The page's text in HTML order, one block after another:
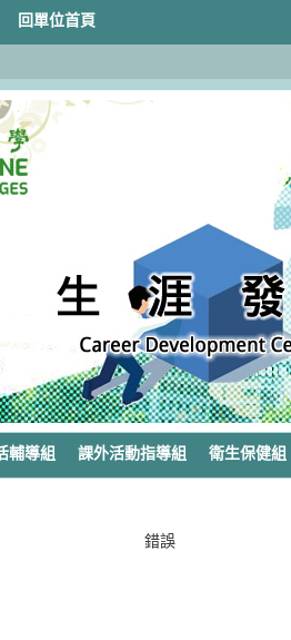
回單位首頁
輔導組 課外活動指導組 衛生保健組
錯誤